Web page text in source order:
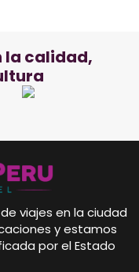
la calidad,
viajes en la ciudad
y estamos
por el Estado